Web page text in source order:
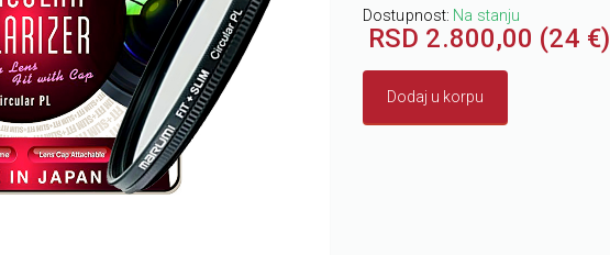
Dostupnost: Na stanju
RSD 2.800,00 (24 €)
Dodaj u korpu